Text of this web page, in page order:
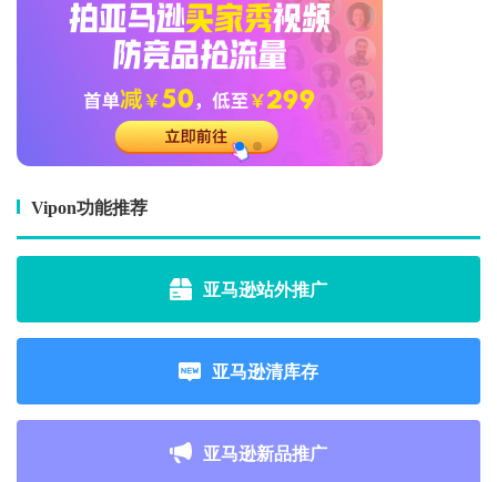
Vipon功能推荐
亚马逊站外推广
亚马逊清库存
亚马逊新品推广